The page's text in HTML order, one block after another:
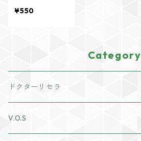
2個入り
¥550
Category
ドクターリセラ
アクアヴィーナススキンケア
V.O.S